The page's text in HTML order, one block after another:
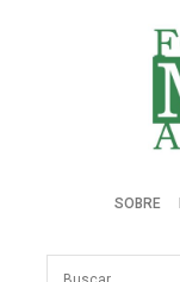
SOBRE
Busca